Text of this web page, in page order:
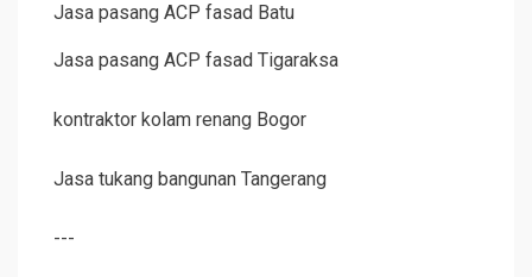
Jasa pasang ACP fasad Batu
Jasa pasang ACP fasad Tigaraksa
kontraktor kolam renang Bogor
Jasa tukang bangunan Tangerang
---